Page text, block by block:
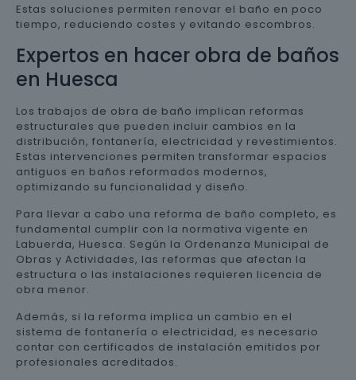
Estas soluciones permiten renovar el baño en poco
tiempo, reduciendo costes y evitando escombros.
Expertos en hacer obra de baños
en Huesca
Los trabajos de obra de baño implican reformas
estructurales que pueden incluir cambios en la
distribución, fontanería, electricidad y revestimientos.
Estas intervenciones permiten transformar espacios
antiguos en baños reformados modernos,
optimizando su funcionalidad y diseño.
Para llevar a cabo una reforma de baño completo, es
fundamental cumplir con la normativa vigente en
Labuerda, Huesca. Según la Ordenanza Municipal de
Obras y Actividades, las reformas que afectan la
estructura o las instalaciones requieren licencia de
obra menor.
Además, si la reforma implica un cambio en el
sistema de fontanería o electricidad, es necesario
contar con certificados de instalación emitidos por
profesionales acreditados.